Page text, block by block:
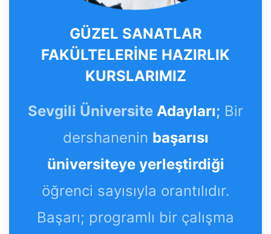
GÜZEL SANATLAR
FAKÜLTELERİNE HAZIRLIK
KURSLARIMIZ
Sevgili Üniversite Adayları; Bir
dershanenin başarısı
üniversiteye yerleştirdiği
öğrenci sayısıyla orantılıdır.
Başarı; programlı bir çalışma